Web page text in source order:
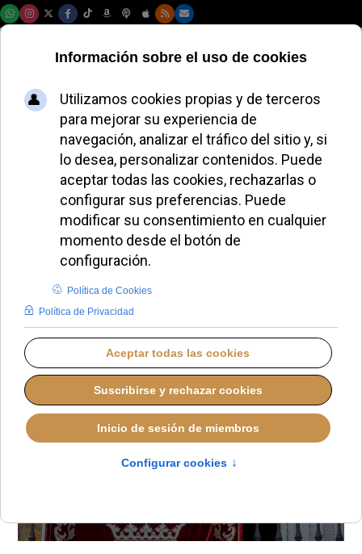
Qué son las saetas
en la Semana Santa:
origen, significado y
curiosidades
JAVIER RUIZ ARREGUI
IDENTIDAD CRISTIANA
MARTES, 31 MARZO 2026 23:39